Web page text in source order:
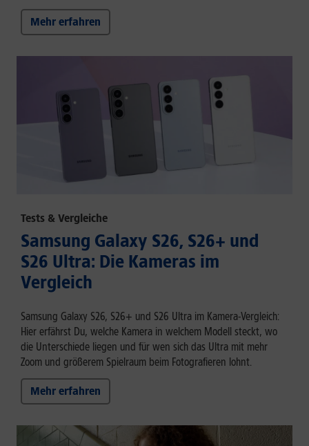
Mehr erfahren
Tests & Vergleiche
Samsung Galaxy S26, S26+ und
S26 Ultra: Die Kameras im
Vergleich
Samsung Galaxy S26, S26+ und S26 Ultra im Kamera-Vergleich:
Hier erfährst Du, welche Kamera in welchem Modell steckt, wo
die Unterschiede liegen und für wen sich das Ultra mit mehr
Zoom und größerem Spielraum beim Fotografieren lohnt.
Mehr erfahren